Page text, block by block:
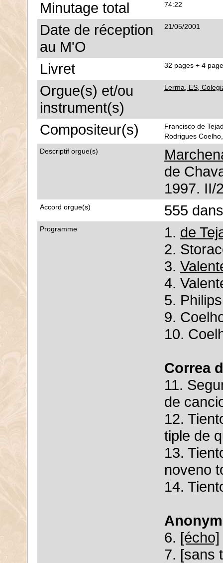
Minutage total 74:22
Date de réception
au M'O
21/05/2001
Livret 32 pages + 4
Orgue(s) et/ou
instrument(s)
Lerma, ES,
Compositeur(s)
Francisco de
Rodrigues
Descriptif orgue(s)
de
1997. II/
Accord orgue(s) 555
Programme 1. de
2.
3.
4.
5.
9.
10.
Correa
11.
de
12.
tiple de
13.
noveno
14.
6. [écho]
7. [sans